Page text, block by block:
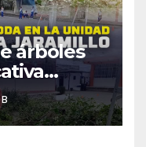
árboles